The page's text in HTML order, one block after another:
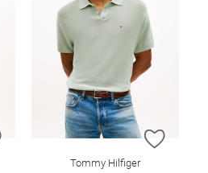
ZUR WUNSCHLISTE HINZUFÜGEN
ZUR
Tommy Hilfiger